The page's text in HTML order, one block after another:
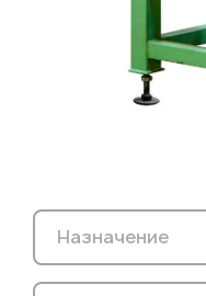
Назначение